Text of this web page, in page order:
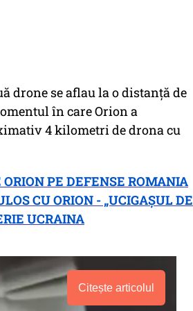
drone se aflau la o distanță de
în care Orion a
4 kilometri de drona cu
PE DEFENSE ROMANIA
CU ORION - „UCIGAȘUL DE
UCRAINA
Citește articolul